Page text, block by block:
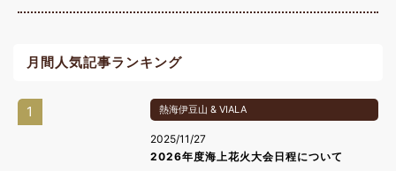
月間人気記事ランキング
1 熱海伊豆山 & VIALA
2025/11/27
2026年度海上花火大会日程について